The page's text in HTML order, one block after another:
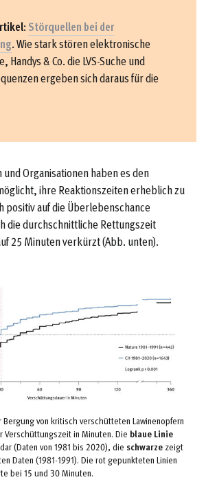
: Störquellen bei der
. Wie stark stören elektronische
Handys & Co. die LVS-Suche und
ergeben sich daraus für die
und Organisationen haben es den
ihre Reaktionszeiten erheblich zu
positiv auf die Überlebenschance
die durchschnittliche Rettungszeit
25 Minuten verkürzt (Abb. unten).
von kritisch verschütteten Lawinenopfern
Verschüttungszeit in Minuten. Die blaue Linie
(Daten von 1981 bis 2020), die schwarzezeigt
Daten (1981-1991). Die rot gepunkteten Linien
bei 15 und 30 Minuten.